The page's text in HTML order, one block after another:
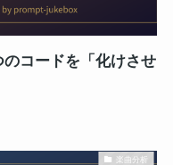
コードを「化けさせ
楽曲分析